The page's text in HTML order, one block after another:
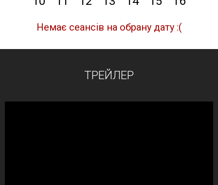
Немає сеансів на обрану дату :(
ТРЕЙЛЕР